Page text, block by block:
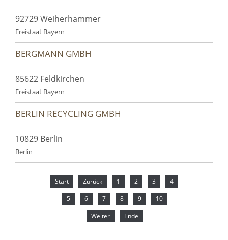
92729 Weiherhammer
Freistaat Bayern
BERGMANN GMBH
85622 Feldkirchen
Freistaat Bayern
BERLIN RECYCLING GMBH
10829 Berlin
Berlin
Start Zurück 1 2 3 4
5 6 7 8 9 10
Weiter Ende